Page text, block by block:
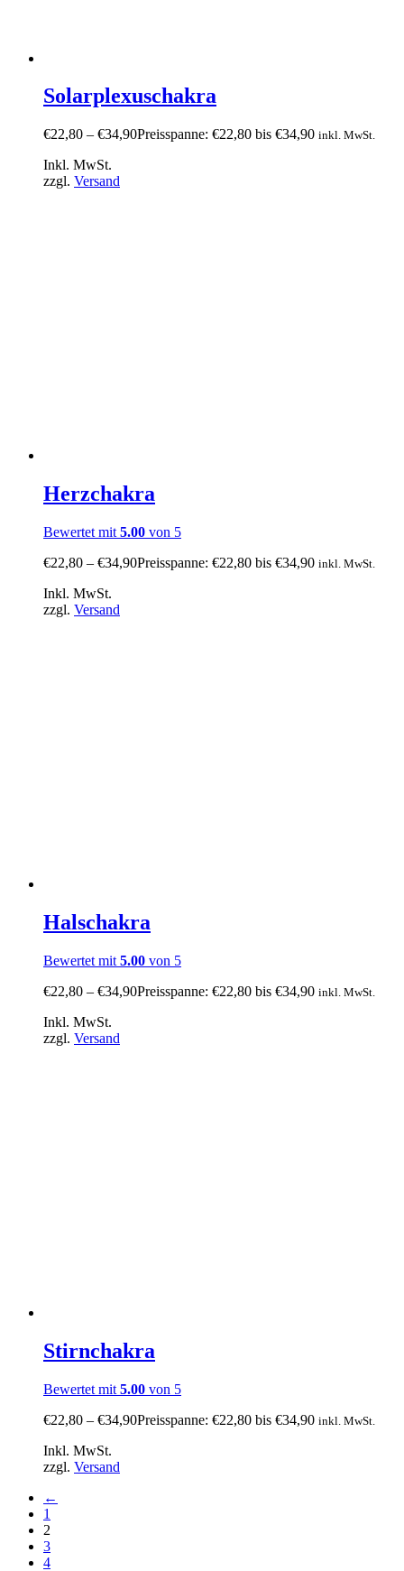
Solarplexuschakra
€22,80 – €34,90Preisspanne: €22,80 bis €34,90 inkl. MwSt.
Inkl. MwSt.
zzgl. Versand
Herzchakra
Bewertet mit 5.00 von 5
€22,80 – €34,90Preisspanne: €22,80 bis €34,90 inkl. MwSt.
Inkl. MwSt.
zzgl. Versand
Halschakra
Bewertet mit 5.00 von 5
€22,80 – €34,90Preisspanne: €22,80 bis €34,90 inkl. MwSt.
Inkl. MwSt.
zzgl. Versand
Stirnchakra
Bewertet mit 5.00 von 5
€22,80 – €34,90Preisspanne: €22,80 bis €34,90 inkl. MwSt.
Inkl. MwSt.
zzgl. Versand
←
1
2
3
4